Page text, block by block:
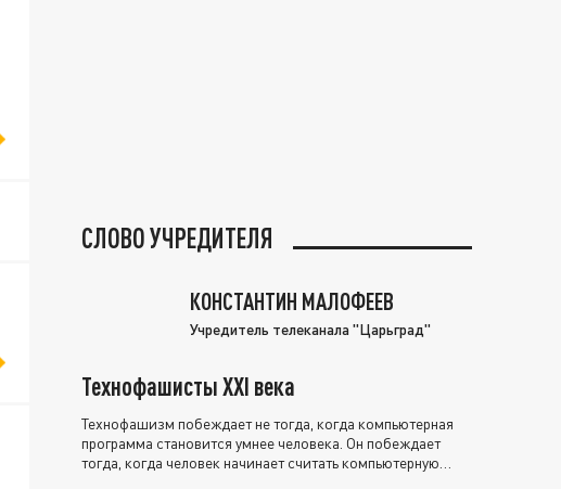
СЛОВО УЧРЕДИТЕЛЯ
КОНСТАНТИН МАЛОФЕЕВ
Учредитель телеканала "Царьград"
Технофашисты XXI века
Технофашизм побеждает не тогда, когда компьютерная
программа становится умнее человека. Он побеждает
тогда, когда человек начинает считать компьютерную